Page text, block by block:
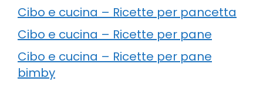
Cibo e cucina – Ricette per pancetta
Cibo e cucina – Ricette per pane
Cibo e cucina – Ricette per pane
bimby